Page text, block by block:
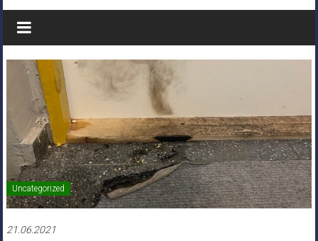
Monheim
Uncategorized
21.06.2021